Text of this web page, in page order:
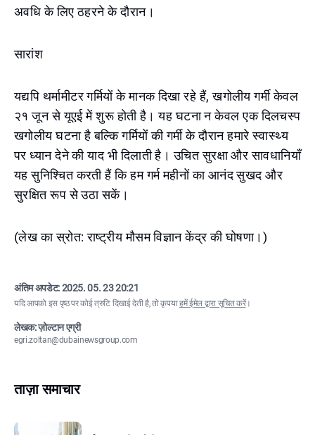
अवधि के लिए ठहरने के दौरान।
सारांश
यद्यपि थर्मामीटर गर्मियों के मानक दिखा रहे हैं, खगोलीय गर्मी केवल
२१ जून से यूएई में शुरू होती है। यह घटना न केवल एक दिलचस्प
खगोलीय घटना है बल्कि गर्मियों की गर्मी के दौरान हमारे स्वास्थ्य
पर ध्यान देने की याद भी दिलाती है। उचित सुरक्षा और सावधानियाँ
यह सुनिश्चित करती हैं कि हम गर्म महीनों का आनंद सुखद और
सुरक्षित रूप से उठा सकें।
(लेख का स्रोत: राष्ट्रीय मौसम विज्ञान केंद्र की घोषणा।)
अंतिम अपडेट:2025. 05. 23 20:21
यदि आपको इस पृष्ठ पर कोई त्रुटि दिखाई देती है, तो कृपयाहमें ईमेल द्वारा सूचित करें।
लेखक: ज़ोल्टान एग्री
egri.zoltan@dubainewsgroup.com
ताज़ा समाचार